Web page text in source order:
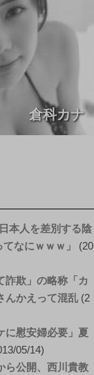
倉科カナ
本人を差別する陰
なにｗｗｗ」
20
詐欺」の略称「カ
んかえって混乱 2
に慰安婦必要」夏
05/14
ら公開、西川貴教